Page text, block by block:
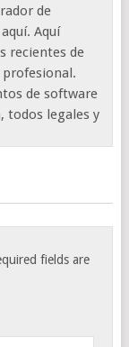
de
Aquí
recientes de
de software
todos legales y
fields are